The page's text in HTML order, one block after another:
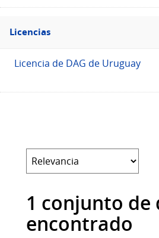
Filtro
Licencias
Licencias
Licencia de DAG de Uruguay
1 conjunto de
encontrado